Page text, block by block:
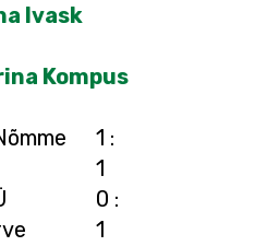
Ivask
Kompus
1 :
1
0 :
1